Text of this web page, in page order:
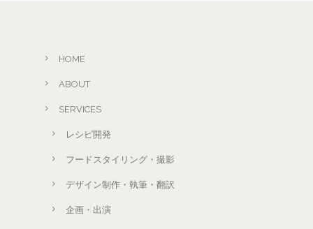
HOME
ABOUT
SERVICES
レシピ開発
フードスタイリング・撮影
デザイン制作・執筆・翻訳
企画・出演